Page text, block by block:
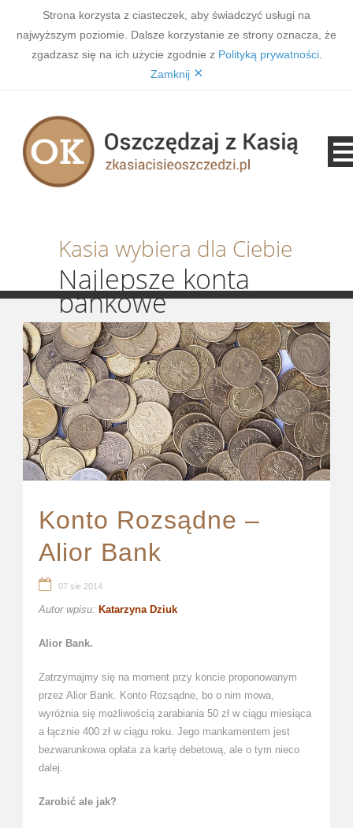
Strona korzysta z ciasteczek, aby świadczyć usługi na
najwyższym poziomie. Dalsze korzystanie ze strony oznacza, że
zgadzasz się na ich użycie zgodnie z Polityką prywatności.
Zamknij ×
Kasia wybiera dla Ciebie
Najlepsze konta
bankowe
Konto Rozsądne –
Alior Bank
07 sie 2014
Autor wpisu: Katarzyna Dziuk
Alior Bank.
Zatrzymajmy się na moment przy koncie proponowanym
przez Alior Bank. Konto Rozsądne, bo o nim mowa,
wyróżnia się możliwością zarabiania 50 zł w ciągu miesiąca
a łącznie 400 zł w ciągu roku. Jego mankamentem jest
bezwarunkowa opłata za kartę debetową, ale o tym nieco
dalej.
Zarobić ale jak?